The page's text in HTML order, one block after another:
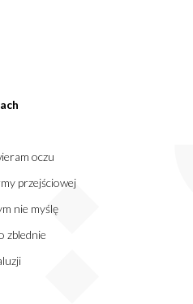
oczu
przejściowej
nie myślę
zblednie